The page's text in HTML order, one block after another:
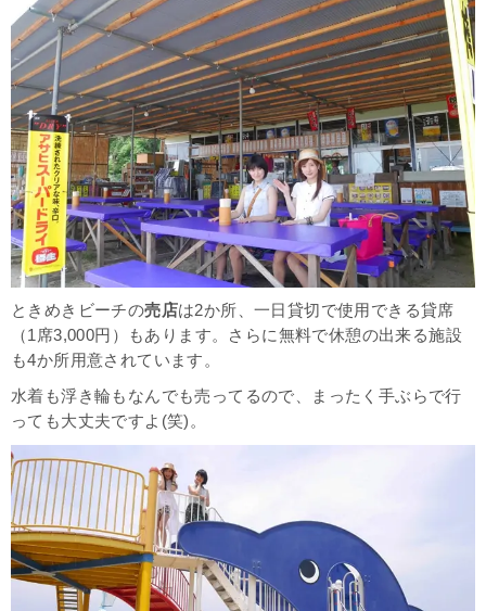
ときめきビーチの売店は2か所、一日貸切で使用できる貸席
（1席3,000円）もあります。さらに無料で休憩の出来る施設
も4か所用意されています。
水着も浮き輪もなんでも売ってるので、まったく手ぶらで行
っても大丈夫ですよ(笑)。